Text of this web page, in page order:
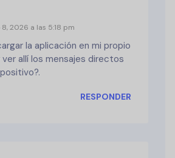
8, 2026 a las 5:18 pm
la aplicación en mi propio
allí los mensajes directos
RESPONDER